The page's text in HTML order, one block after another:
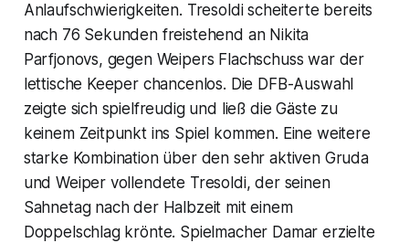
Anlaufschwierigkeiten. Tresoldi scheiterte bereits
nach 76 Sekunden freistehend an Nikita
Parfjonovs, gegen Weipers Flachschuss war der
lettische Keeper chancenlos. Die DFB-Auswahl
zeigte sich spielfreudig und ließ die Gäste zu
keinem Zeitpunkt ins Spiel kommen. Eine weitere
starke Kombination über den sehr aktiven Gruda
und Weiper vollendete Tresoldi, der seinen
Sahnetag nach der Halbzeit mit einem
Doppelschlag krönte. Spielmacher Damar erzielte